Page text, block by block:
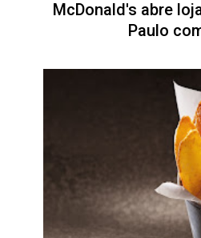
McDonald's abre
Paulo